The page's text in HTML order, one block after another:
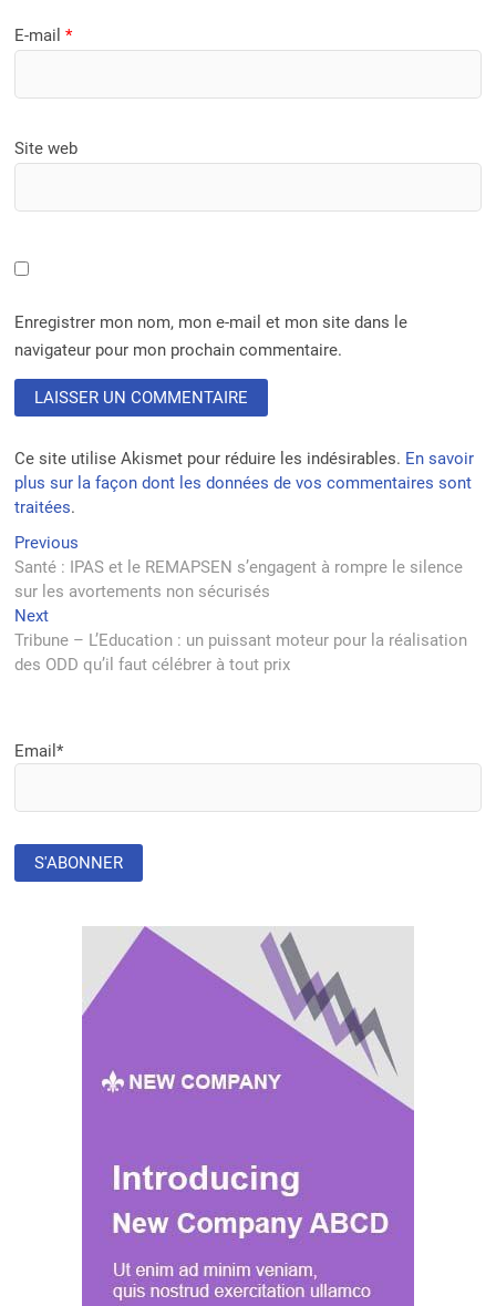
E-mail*
Site web
Enregistrer mon nom, mon e-mail et mon site dans le
navigateur pour mon prochain commentaire.
Ce site utilise Akismet pour réduire les indésirables. En savoir
plus sur la façon dont les données de vos commentaires sont
traitées.
Navigation
de
l’article
Previous
post:
Santé : IPAS et le REMAPSEN s’engagent à rompre le silence
sur les avortements non sécurisés
NextNext
post:
Tribune – L’Education : un puissant moteur pour la réalisation
des ODD qu’il faut célébrer à tout prix
Email*